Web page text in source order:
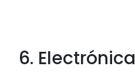
6. Electrónica